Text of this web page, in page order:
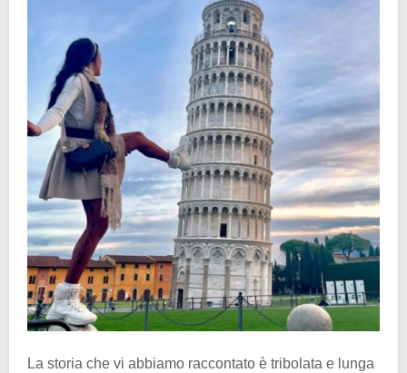
La storia che vi abbiamo raccontato è tribolata e lunga